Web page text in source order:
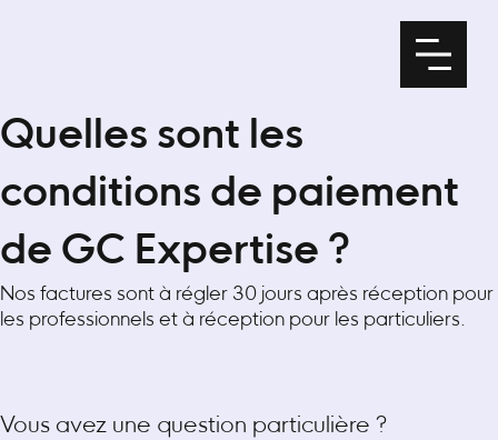
Quelles sont les
conditions de paiement
de GC Expertise ?
Nos factures sont à régler 30 jours après réception pour
les professionnels et à réception pour les particuliers.
Vous avez une question particulière ?